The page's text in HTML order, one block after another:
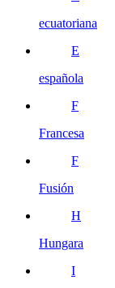
ecuatoriana
E
española
F
Francesa
F
Fusión
H
Hungara
I